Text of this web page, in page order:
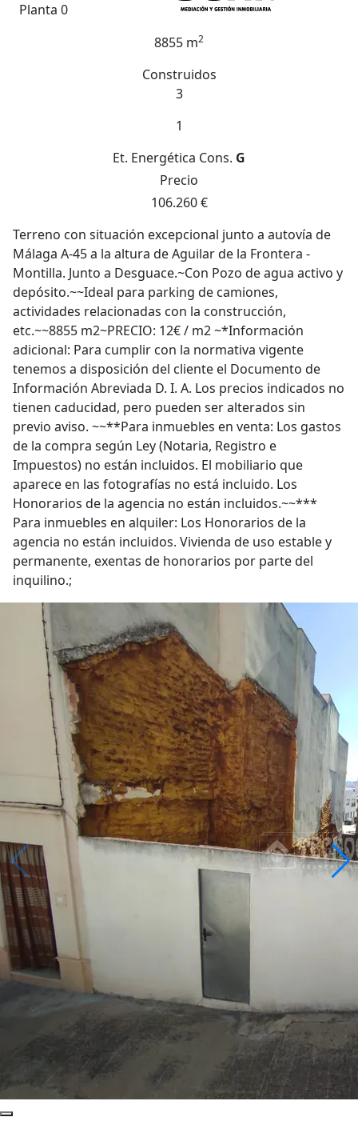
Planta 0
8855 m2
Construidos
3
1
Et. Energética Cons. G
Precio
106.260 €
Terreno con situación excepcional junto a autovía de
Málaga A-45 a la altura de Aguilar de la Frontera -
Montilla. Junto a Desguace.~Con Pozo de agua activo y
depósito.~~Ideal para parking de camiones,
actividades relacionadas con la construcción,
etc.~~8855 m2~PRECIO: 12€ / m2 ~*Información
adicional: Para cumplir con la normativa vigente
tenemos a disposición del cliente el Documento de
Información Abreviada D. I. A. Los precios indicados no
tienen caducidad, pero pueden ser alterados sin
previo aviso. ~~**Para inmuebles en venta: Los gastos
de la compra según Ley (Notaria, Registro e
Impuestos) no están incluidos. El mobiliario que
aparece en las fotografías no está incluido. Los
Honorarios de la agencia no están incluidos.~~***
Para inmuebles en alquiler: Los Honorarios de la
agencia no están incluidos. Vivienda de uso estable y
permanente, exentas de honorarios por parte del
inquilino.;